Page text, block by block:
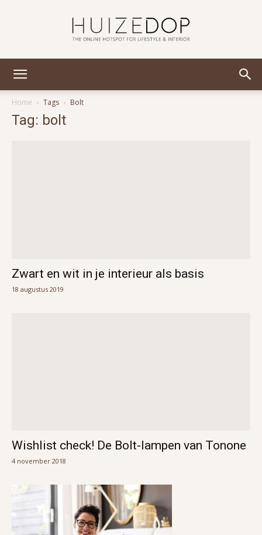
Home
Tags Bolt
Tag: bolt
Zwart en wit in je interieur als basis
18 augustus 2019
Wishlist check! De Bolt-lampen van Tonone
4 november 2018